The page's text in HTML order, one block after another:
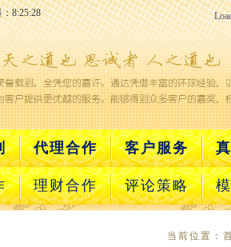
8:25:28
代理合作 客户服务
理财合作 评论策略
当前位置：